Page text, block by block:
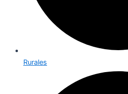
Rurales